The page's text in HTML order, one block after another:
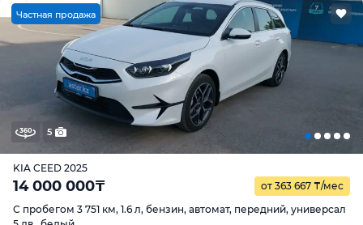
Частная продажа
5
KIA CEED 2025
14 000 000₸ от 363 667 ₸/мес
С пробегом 3 751 км, 1.6 л, бензин, автомат, передний, универсал